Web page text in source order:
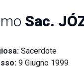
Sac.
Sacerdote
9 Giugno 1999